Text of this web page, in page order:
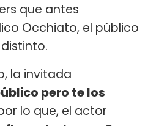
que antes
Occhiato, el público
la invitada
pero te los
lo que, el actor